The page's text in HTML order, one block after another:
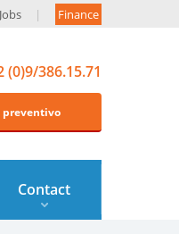
Jobs Finance
(0)9/386.15.71
preventivo
Contact